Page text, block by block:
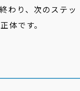
わり、次のステッ
体です。